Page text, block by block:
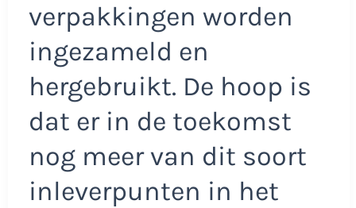
verpakkingen worden
ingezameld en
hergebruikt. De hoop is
dat er in de toekomst
nog meer van dit soort
inleverpunten in het